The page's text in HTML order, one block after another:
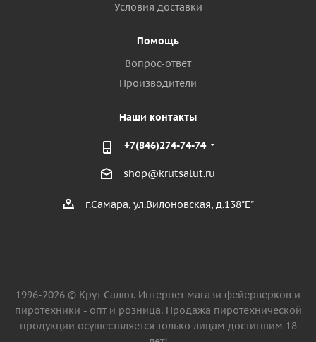
Условия доставки
Помощь
Вопрос-ответ
Производители
Наши контакты
+7(846)274-74-74
shop@krutsalut.ru
г.Самара, ул.Вилоновская, д.138"Е"
1996-2026 © Крут Салют. Интернет магази фейерверков и
пиротехники - опт и розница. Продажа пиротехнической
продукции осуществляется только лицам достигшим 18